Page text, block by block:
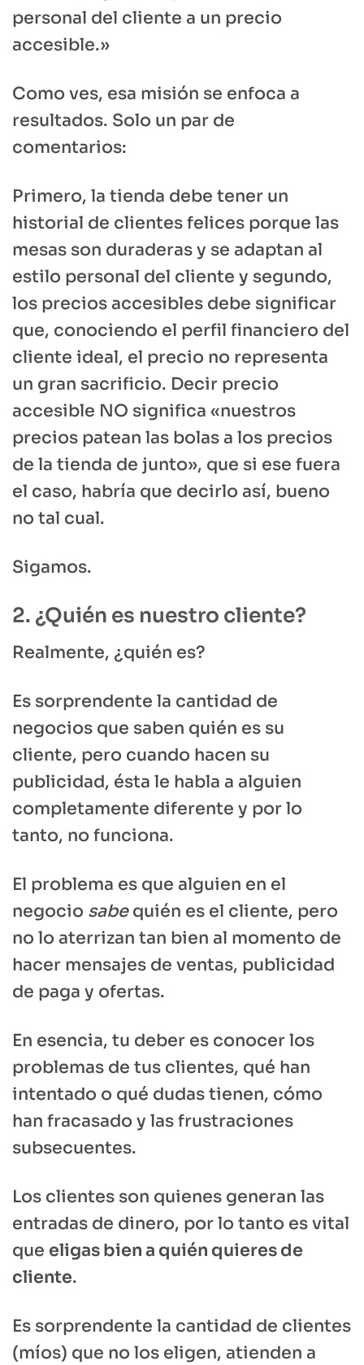
personal del cliente a un precio
accesible.»
Como ves, esa misión se enfoca a
resultados. Solo un par de
comentarios:
Primero, la tienda debe tener un
historial de clientes felices porque las
mesas son duraderas y se adaptan al
estilo personal del cliente y segundo,
los precios accesibles debe significar
que, conociendo el perfil financiero del
cliente ideal, el precio no representa
un gran sacrificio. Decir precio
accesible NO significa «nuestros
precios patean las bolas a los precios
de la tienda de junto», que si ese fuera
el caso, habría que decirlo así, bueno
no tal cual.
Sigamos.
2. ¿Quién es nuestro cliente?
Realmente, ¿quién es?
Es sorprendente la cantidad de
negocios que saben quién es su
cliente, pero cuando hacen su
publicidad, ésta le habla a alguien
completamente diferente y por lo
tanto, no funciona.
El problema es que alguien en el
negocio sabequién es el cliente, pero
no lo aterrizan tan bien al momento de
hacer mensajes de ventas, publicidad
de paga y ofertas.
En esencia, tu deber es conocer los
problemas de tus clientes, qué han
intentado o qué dudas tienen, cómo
han fracasado y las frustraciones
subsecuentes.
Los clientes son quienes generan las
entradas de dinero, por lo tanto es vital
que eligas bien a quién quieres de
cliente.
Es sorprendente la cantidad de clientes
(míos) que no los eligen, atienden a